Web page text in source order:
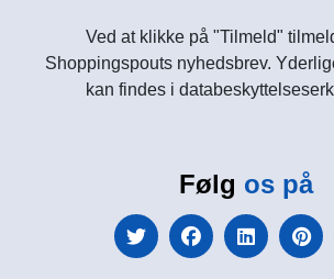
Ved at klikke på "Tilmeld"
Shoppingspouts nyhedsbrev.
kan findes i
Følg os på